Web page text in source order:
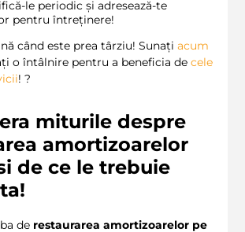
le periodic și adresează-te
pentru întreținere!
când este prea târziu! Sunați acum
o întâlnire pentru a beneficia de cele
! ?
miturile despre
amortizoarelor
de ce le trebuie
de restaurarea amortizoarelor pe